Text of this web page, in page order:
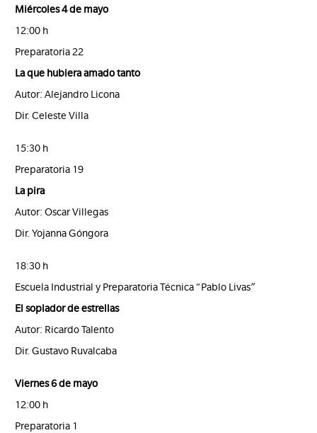
Miércoles 4 de mayo
12:00 h
Preparatoria 22
La que hubiera amado tanto
Autor: Alejandro Licona
Dir. Celeste Villa
15:30 h
Preparatoria 19
La pira
Autor: Oscar Villegas
Dir. Yojanna Góngora
18:30 h
Escuela Industrial y Preparatoria Técnica “Pablo Livas”
El soplador de estrellas
Autor: Ricardo Talento
Dir. Gustavo Ruvalcaba
Viernes 6 de mayo
12:00 h
Preparatoria 1